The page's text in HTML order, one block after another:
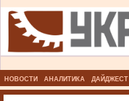
НОВОСТИ АНАЛИТИКА ДАЙДЖЕСТ